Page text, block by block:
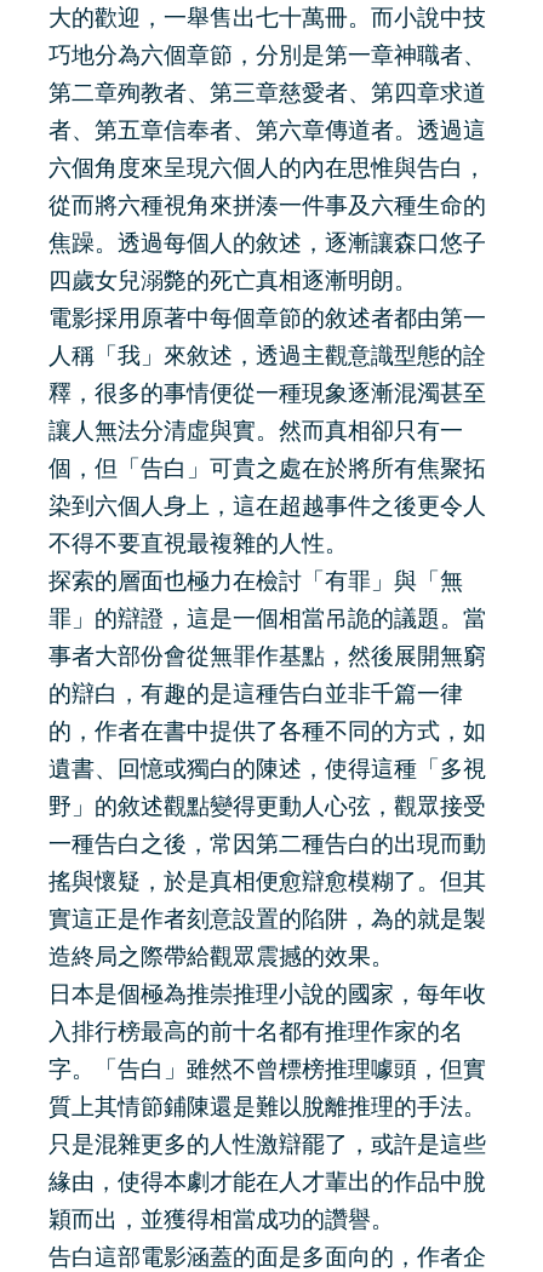
大的歡迎，一舉售出七十萬冊。而小說中技
巧地分為六個章節，分別是第一章神職者、
第二章殉教者、第三章慈愛者、第四章求道
者、第五章信奉者、第六章傳道者。透過這
六個角度來呈現六個人的內在思惟與告白，
從而將六種視角來拼湊一件事及六種生命的
焦躁。透過每個人的敘述，逐漸讓森口悠子
四歲女兒溺斃的死亡真相逐漸明朗。
電影採用原著中每個章節的敘述者都由第一
人稱「我」來敘述，透過主觀意識型態的詮
釋，很多的事情便從一種現象逐漸混濁甚至
讓人無法分清虛與實。然而真相卻只有一
個，但「告白」可貴之處在於將所有焦聚拓
染到六個人身上，這在超越事件之後更令人
不得不要直視最複雜的人性。
探索的層面也極力在檢討「有罪」與「無
罪」的辯證，這是一個相當吊詭的議題。當
事者大部份會從無罪作基點，然後展開無窮
的辯白，有趣的是這種告白並非千篇一律
的，作者在書中提供了各種不同的方式，如
遺書、回憶或獨白的陳述，使得這種「多視
野」的敘述觀點變得更動人心弦，觀眾接受
一種告白之後，常因第二種告白的出現而動
搖與懷疑，於是真相便愈辯愈模糊了。但其
實這正是作者刻意設置的陷阱，為的就是製
造終局之際帶給觀眾震撼的效果。
日本是個極為推崇推理小說的國家，每年收
入排行榜最高的前十名都有推理作家的名
字。「告白」雖然不曾標榜推理噱頭，但實
質上其情節鋪陳還是難以脫離推理的手法。
只是混雜更多的人性激辯罷了，或許是這些
緣由，使得本劇才能在人才輩出的作品中脫
穎而出，並獲得相當成功的讚譽。
告白這部電影涵蓋的面是多面向的，作者企